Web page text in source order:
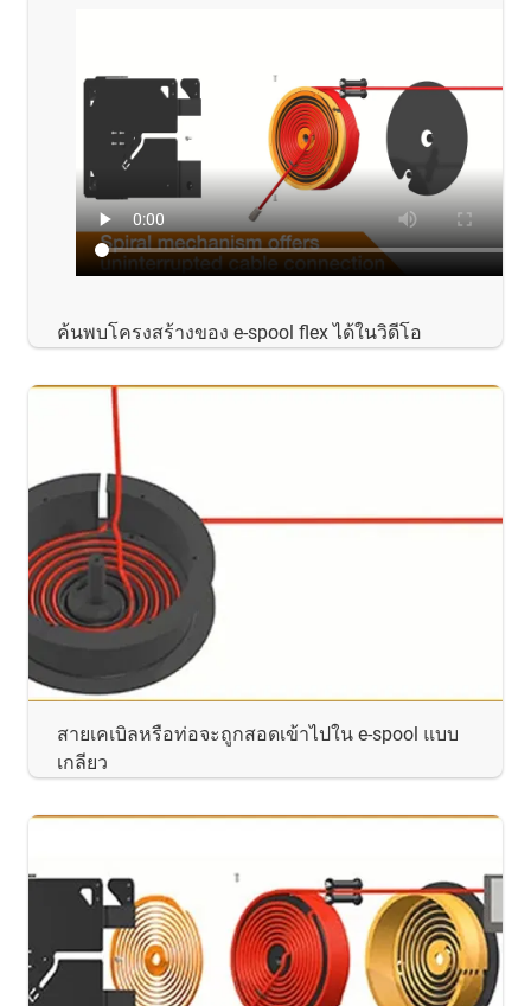
ค้นพบโครงสร้างของ e-spool flex ได้ในวิดีโอ
สายเคเบิลหรือท่อจะถูกสอดเข้าไปใน e-spool แบบ
เกลียว